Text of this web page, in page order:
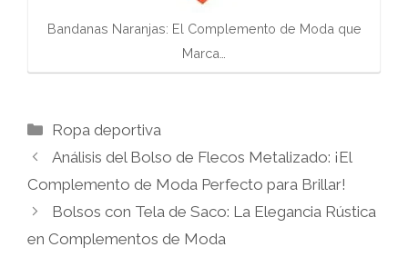
Bandanas Naranjas: El Complemento de Moda que
Marca…
Categorías
Ropa deportiva
Análisis del Bolso de Flecos Metalizado: ¡El
Complemento de Moda Perfecto para Brillar!
Bolsos con Tela de Saco: La Elegancia Rústica
en Complementos de Moda